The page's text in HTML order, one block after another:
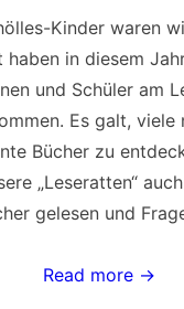
Kinder waren
haben in diesem
und Schüler am
Es galt, viele
Bücher zu
„Leseratten“
gelesen und
Lesesommer
Read more →